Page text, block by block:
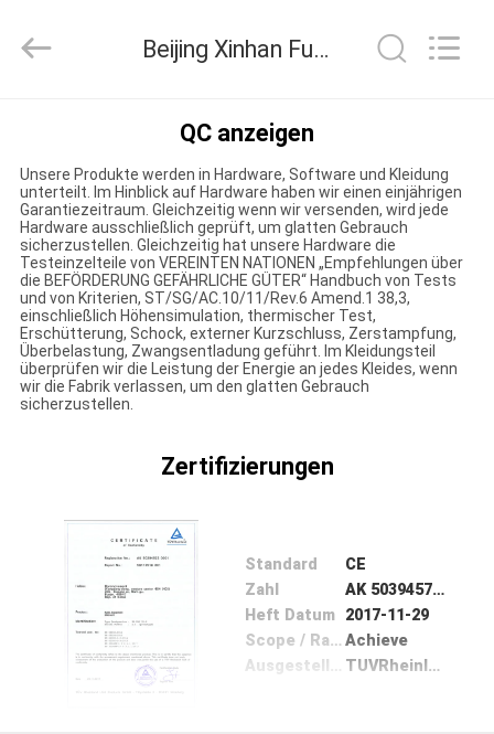
PRODUKTE
ÜBER
UNS
FABRIK-
AUSFLUG
QUALITÄTSKONTROLLE
TRETEN
Technology
Beijing Xinhan Fumao Technology Co., Ltd. Qualitätskontrolle
QC anzeigen
Unsere Produkte werden in Hardware, Software und Kleidung
unterteilt. Im Hinblick auf Hardware haben wir einen einjährigen
Garantiezeitraum. Gleichzeitig wenn wir versenden, wird jede
Hardware ausschließlich geprüft, um glatten Gebrauch
sicherzustellen. Gleichzeitig hat unsere Hardware die
Testeinzelteile von VEREINTEN NATIONEN „Empfehlungen über
die BEFÖRDERUNG GEFÄHRLICHE GÜTER“ Handbuch von Tests
und von Kriterien, ST/SG/AC.10/11/Rev.6 Amend.1 38,3,
einschließlich Höhensimulation, thermischer Test,
Erschütterung, Schock, externer Kurzschluss, Zerstampfung,
Überbelastung, Zwangsentladung geführt. Im Kleidungsteil
überprüfen wir die Leistung der Energie an jedes Kleides, wenn
wir die Fabrik verlassen, um den glatten Gebrauch
sicherzustellen.
Zertifizierungen
Standard
CE
Zahl
AK 50394572 0001
Heft Datum
2017-11-29
Scope / Range Achieve
TUVRheinland